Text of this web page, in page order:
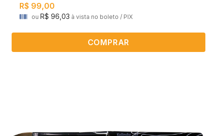
R$ 99,00
ou R$ 96,03 à vista no boleto / PIX
COMPRAR